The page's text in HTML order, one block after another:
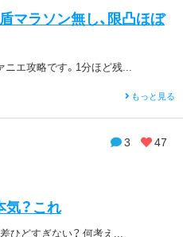
マラソン無し、限凸ほぼ
エ攻略です。1分ほど残...
もっと見る
3 47
気？これ
どすぎない？ 何考え...